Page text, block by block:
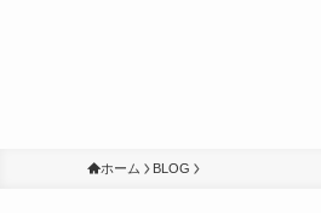
ホーム BLOG